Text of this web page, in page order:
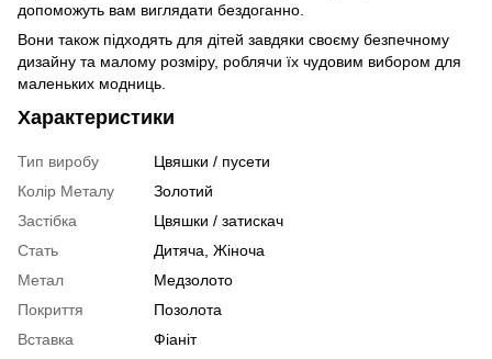
допоможуть вам виглядати бездоганно.
Вони також підходять для дітей завдяки своєму безпечному
дизайну та малому розміру, роблячи їх чудовим вибором для
маленьких модниць.
Характеристики
Тип виробу
Цвяшки / пусети
Колір Металу
Золотий
Застібка
Цвяшки / затискач
Стать
Дитяча Жіноча
Метал
Медзолото
Покриття
Позолота
Вставка
Фіаніт